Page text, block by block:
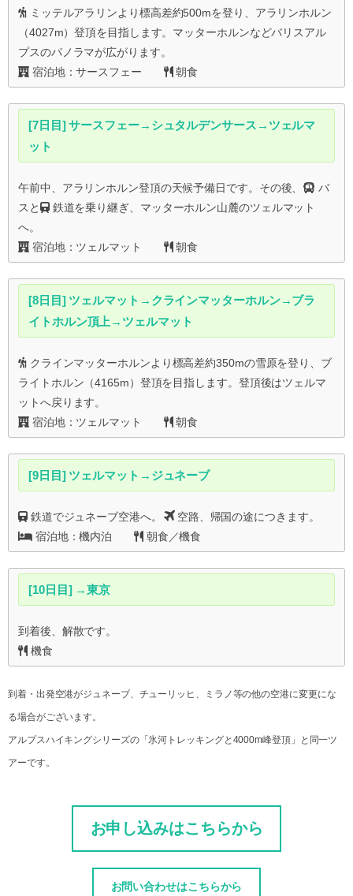
ミッテルアラリンより標高差約500mを登り、アラリンホルン
（4027m）登頂を目指します。マッターホルンなどバリスアル
プスのパノラマが広がります。
宿泊地：サースフェー
朝食
[7日目] サースフェー→シュタルデンサース→ツェルマ
ット
午前中、アラリンホルン登頂の天候予備日です。その後、
バ
スと
鉄道を乗り継ぎ、マッターホルン山麓のツェルマット
へ。
宿泊地：ツェルマット
朝食
[8日目] ツェルマット→クラインマッターホルン→ブラ
イトホルン頂上→ツェルマット
クラインマッターホルンより標高差約350mの雪原を登り、ブ
ライトホルン（4165m）登頂を目指します。登頂後はツェルマ
ットへ戻ります。
宿泊地：ツェルマット
朝食
[9日目] ツェルマット→ジュネーブ
鉄道でジュネーブ空港へ。
空路、帰国の途につきます。
宿泊地：機内泊
朝食／機食
[10日目] →東京
到着後、解散です。
機食
到着・出発空港がジュネーブ、チューリッヒ、ミラノ等の他の空港に変更にな
る場合がございます。
アルプスハイキングシリーズの「氷河トレッキングと4000m峰登頂」と同一ツ
アーです。
お申し込みはこちらから
お問い合わせはこちらから